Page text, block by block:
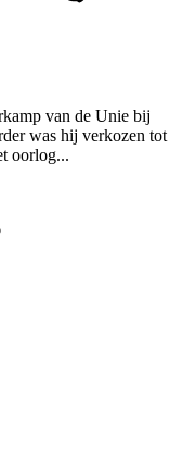
van de Unie bij
was hij verkozen tot
oorlog...